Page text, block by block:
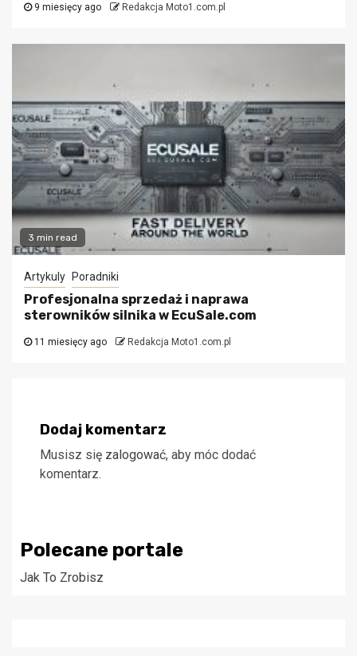
9 miesięcy ago Redakcja Moto1.com.pl
3 min read
Artykuly Poradniki
Profesjonalna sprzedaż i naprawa
sterowników silnika w EcuSale.com
11 miesięcy ago Redakcja Moto1.com.pl
Dodaj komentarz
Musisz się zalogować, aby móc dodać
komentarz.
Polecane portale
Jak To Zrobisz